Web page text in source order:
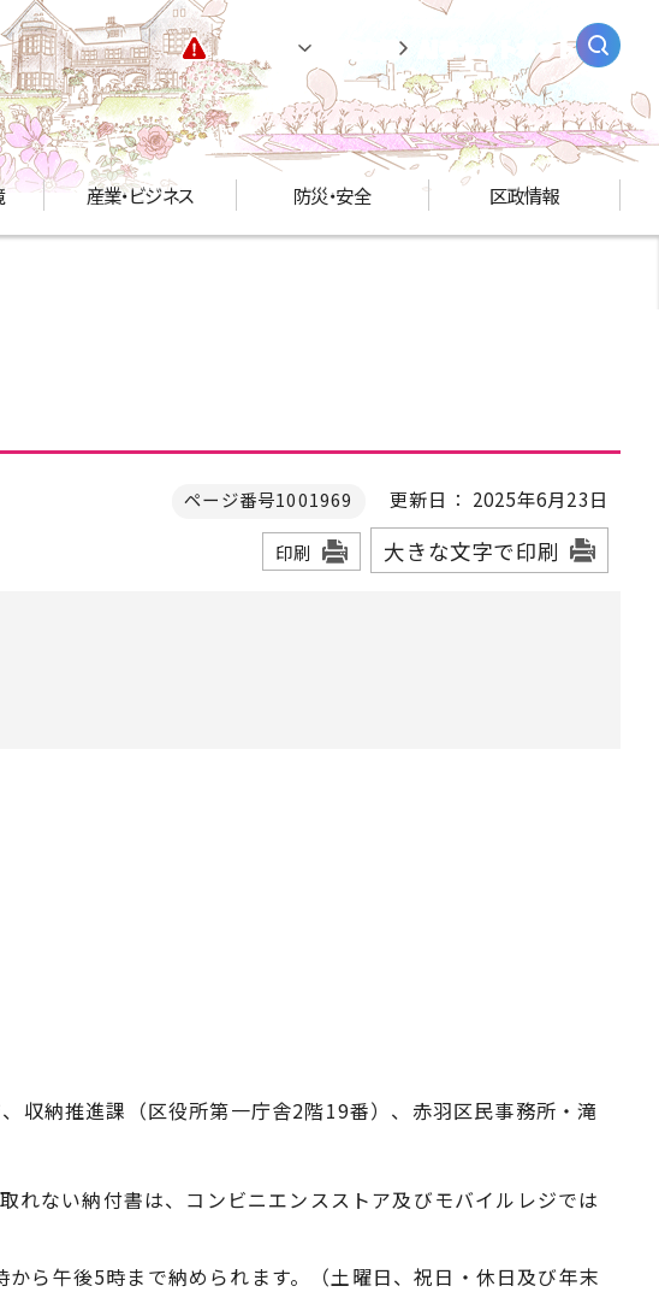
緊急情報 AIチャットボット
産業・ビジネス 防災・安全 区政情報
ページ番号1001969 更新日： 2025年6月23日
印刷 大きな文字で印刷
収納推進課（区役所第一庁舎2階19番）、赤羽区民事務所・滝
ない納付書は、コンビニエンスストア及びモバイルレジでは
ら午後5時まで納められます。（土曜日、祝日・休日及び年末